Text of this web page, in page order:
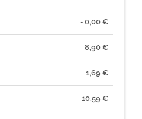
- 0,00 €
8,90 €
1,69 €
10,59 €